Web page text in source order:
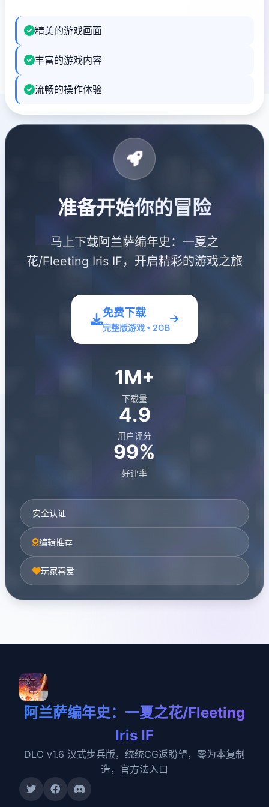
精美的游戏画面
丰富的游戏内容
流畅的操作体验
准备开始你的冒险
马上下载阿兰萨编年史：一夏之
花/Fleeting Iris IF，开启精彩的游戏之旅
免费下载
完整版游戏 • 2GB
1M+
下载量
4.9
用户评分
99%
好评率
安全认证
编辑推荐
玩家喜爱
阿兰萨编年史：一夏之花/Fleeting
Iris IF
DLC v1.6 汉式步兵版，统统CG返盼望，零为本复制
造，官方法入口